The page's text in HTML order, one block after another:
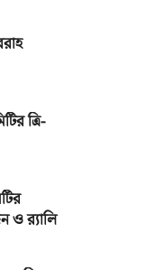
ত্রি-
ও র‌্যালি